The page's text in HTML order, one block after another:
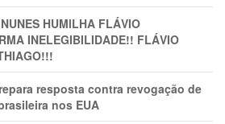
HUMlLHA FLÁVIO
INELEGIBILIDADE!! FLÁVIO
resposta contra revogação de
nos EUA